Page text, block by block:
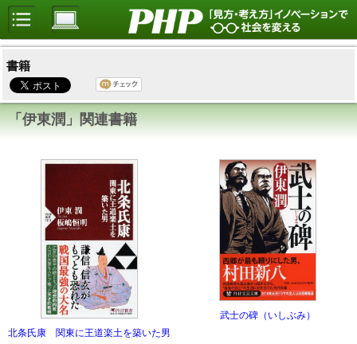
書籍
「伊東潤」関連書籍
北条氏康 関東に王道楽土を築いた男
武士の碑（いしぶみ）